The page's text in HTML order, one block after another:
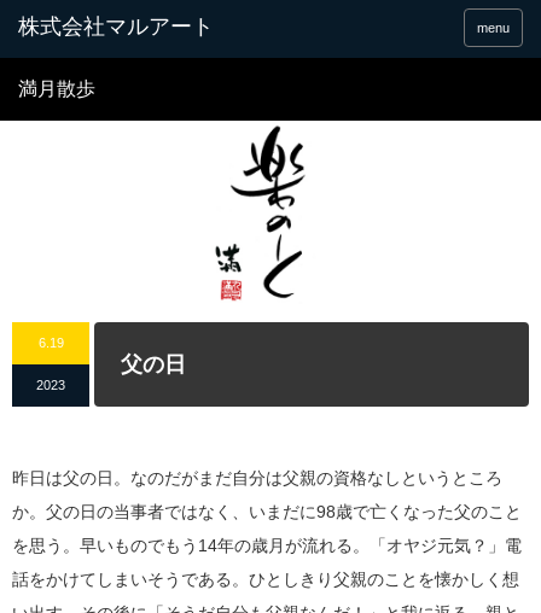
menu
満月散歩
6.19
2023
父の日
昨日は父の日。なのだがまだ自分は父親の資格なしというところ
か。父の日の当事者ではなく、いまだに98歳で亡くなった父のこと
を思う。早いものでもう14年の歳月が流れる。「オヤジ元気？」電
話をかけてしまいそうである。ひとしきり父親のことを懐かしく想